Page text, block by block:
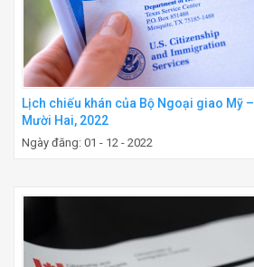
Lịch chiếu khán của Bộ Ngoại giao Mỹ
Mười Hai, 2022
Ngày đăng: 01 - 12 - 2022